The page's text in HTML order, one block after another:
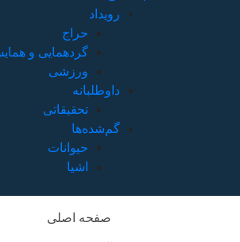
رویداد
حراج
گردهمایی و
ورزشی
داوطلبانه
تحقیقاتی
گم‌شده‌ها
حیوانات
اشیا
صفحه اصلی